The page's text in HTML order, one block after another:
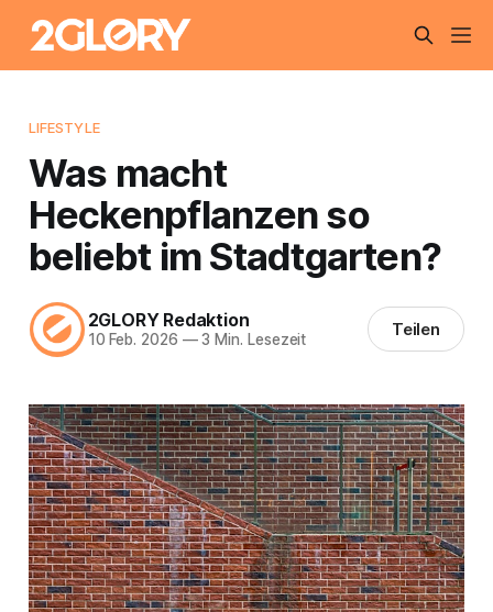
LIFESTYLE
Was macht
Heckenpflanzen so
beliebt im Stadtgarten?
2GLORY Redaktion
10 Feb. 2026 —3 Min. Lesezeit Teilen